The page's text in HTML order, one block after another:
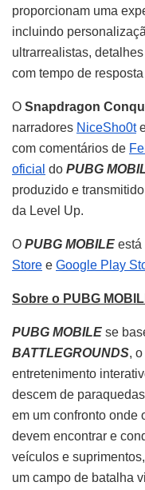
proporcionam uma
incluindo
ultrarrealistas,
com tempo de
O Snapdragon
narradores NiceSho0t
com comentários de
oficial do PUBG
produzido e
da Level Up.
O PUBG MOBILE está
Store e Google Play
Sobre o PUBG
PUBG MOBILE se
BATTLEGROUNDS,
entretenimento
descem de
em um confronto onde
devem encontrar e
veículos e
um campo de batalha